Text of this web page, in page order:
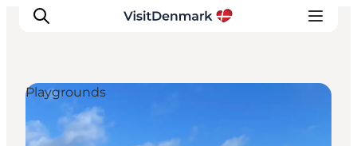
Inspiration
Playgrounds